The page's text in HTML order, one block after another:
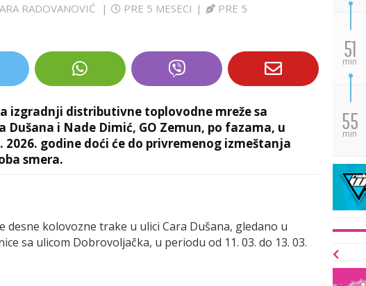
RADOVANOVIĆ | PRE 5 MESECI |
PRE 5
izgradnji distributivne toplovodne mreže sa
i Nade Dimić, GO Zemun, po fazama, u
2026. godine doći će do privremenog izmeštanja
smera.
desne kolovozne trake u ulici Cara Dušana, gledano u
sa ulicom Dobrovoljačka, u periodu od 11. 03. do 13. 03.
51
min
55
min